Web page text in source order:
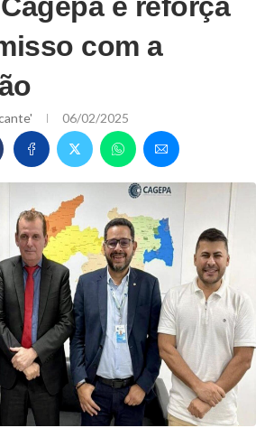
com a
06/02/2025